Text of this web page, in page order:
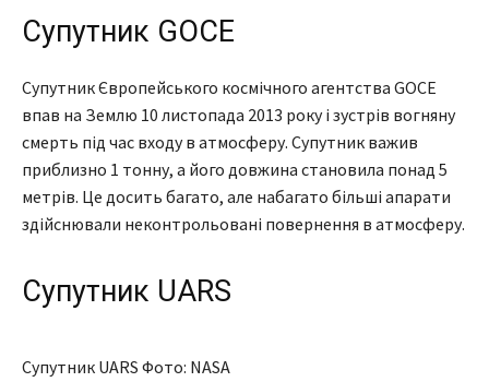
Супутник GOCE
Супутник Європейського космічного агентства GOCE
впав на Землю 10 листопада 2013 року і зустрів вогняну
смерть під час входу в атмосферу. Супутник важив
приблизно 1 тонну, а його довжина становила понад 5
метрів. Це досить багато, але набагато більші апарати
здійснювали неконтрольовані повернення в атмосферу.
Супутник UARS
Супутник UARS Фото: NASA